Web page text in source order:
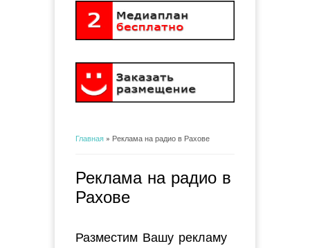
Главная » Реклама на радио в Рахове
Реклама на радио в
Рахове
Разместим Вашу рекламу